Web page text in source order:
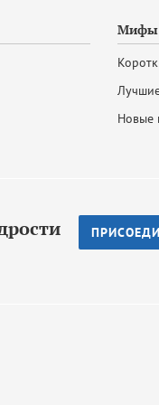
Мифы
Новые